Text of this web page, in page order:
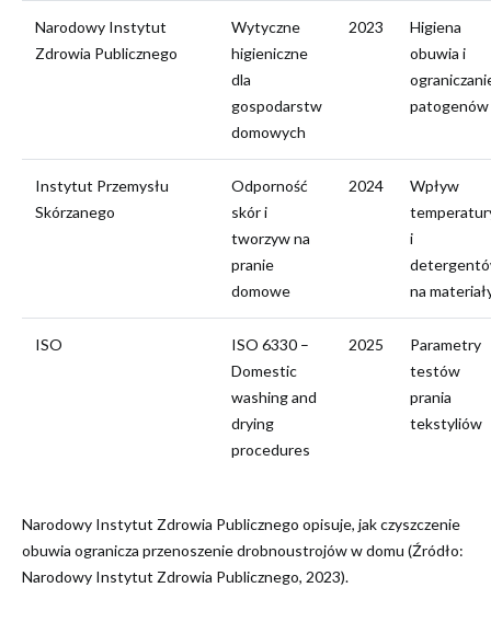
Narodowy Instytut
Zdrowia Publicznego
Wytyczne
higieniczne
dla
gospodarstw
domowych
2023
Higiena
obuwia i
patogenów
Instytut Przemysłu
Skórzanego
Odporność
skór i
tworzyw na
pranie
domowe
2024
Wpływ
i
na
ISO
ISO 6330 –
Domestic
washing and
drying
procedures
2025
Parametry
testów
prania
tekstyliów
Narodowy Instytut Zdrowia Publicznego opisuje, jak czyszczenie
obuwia ogranicza przenoszenie drobnoustrojów w domu (Źródło:
Narodowy Instytut Zdrowia Publicznego, 2023).